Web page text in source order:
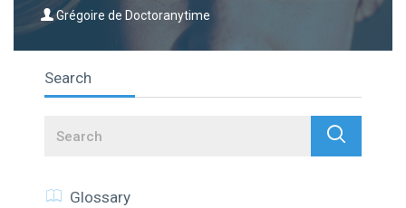
Grégoire de Doctoranytime
Search
Search
Glossary